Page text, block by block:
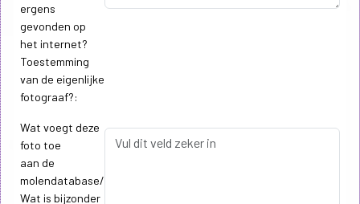
ergens
gevonden op
het internet?
Toestemming
van de eigenlijke
fotograaf?:
Wat voegt deze
foto toe
aan de
molendatabase/
Wat is bijzonder